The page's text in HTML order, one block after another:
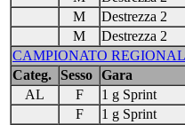
M
Destrezza 2
M
Destrezza 2
CAMPIONATO
Categ. Sesso Gara
AL
F 1 g Sprint
F
1 g Sprint